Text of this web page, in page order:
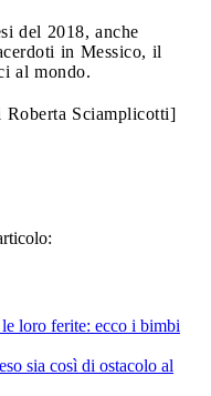
del 2018, anche
in Messico, il
al mondo.
Roberta Sciamplicotti]
loro ferite: ecco i bimbi
sia così di ostacolo al